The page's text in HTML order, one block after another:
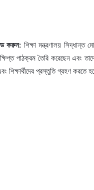
করুন: শিক্ষা মন্ত্রণালয় সিদ্ধান্ত
পাঠক্রম তৈরি করেছেন এবং
শিক্ষার্থীদের প্রস্তুতি গ্রহণ